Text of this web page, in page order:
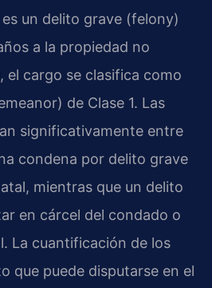
un delito grave (felony)
a la propiedad no
el cargo se clasifica como
de Clase 1. Las
significativamente entre
condena por delito grave
mientras que un delito
en cárcel del condado o
La cuantificación de los
que puede disputarse en el